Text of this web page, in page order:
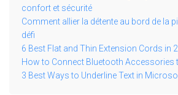
confort et sécurité
Comment allier la détente au bord de la
défi
6 Best Flat and Thin Extension Cords in
How to Connect Bluetooth Accessories
3 Best Ways to Underline Text in